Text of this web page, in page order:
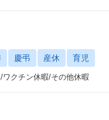
慶弔 産休 育児
クチン休暇/その他休暇